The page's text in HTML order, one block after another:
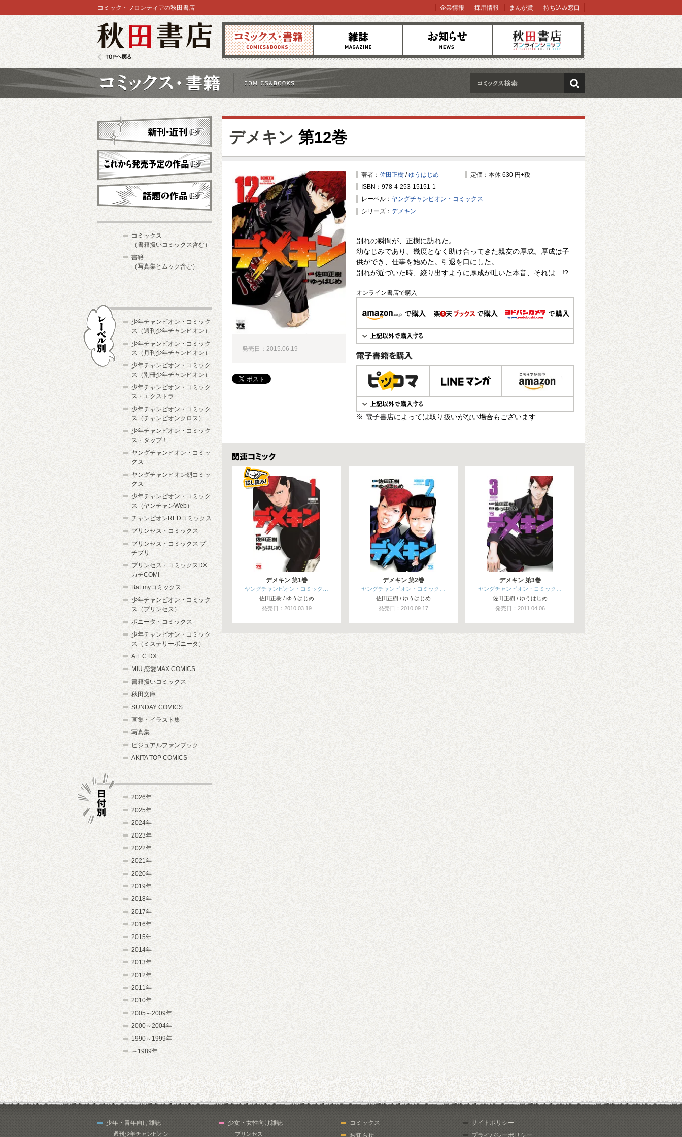
コミックス 雑誌 お知らせ オンラインショップ
コミック・フロンティアの秋田書店 企業情報 採用情報 まんが賞 持ち込み窓口
検索
デメキン 第12巻
著者： 佐田正樹 /ゆうはじめ
定価：本体 630 円+税
ISBN：978-4-253-15151-1
レーベル： ヤングチャンピオン・コミックス
シリーズ： デメキン
別れの瞬間が、正樹に訪れた。
幼なじみであり、幾度となく助け合ってきた親友の厚成。厚成は子
供ができ、仕事を始めた。引退を口にした。
別れが近づいた時、絞り出すように厚成が吐いた本音、それは…!?
オンライン書店で購入
電子書籍で購入
※ 電子書店によっては取り扱いがない場合もございます
発売日：2015.06.19
関連コミックス
デメキン 第1巻
ヤングチャンピオン・コミック…
佐田正樹 / ゆうはじめ
発売日：2010.03.19
デメキン 第2巻
ヤングチャンピオン・コミック…
佐田正樹 / ゆうはじめ
発売日：2010.09.17
デメキン 第3巻
ヤングチャンピオン・コミック…
佐田正樹 / ゆうはじめ
発売日：2011.04.06
新刊・近刊
これから発売予定
コミックス
（書籍扱いコミックス含む）
書籍
（写真集とムック含む）
少年チャンピオン・コミック
ス（週刊少年チャンピオン）
少年チャンピオン・コミック
ス（月刊少年チャンピオン）
少年チャンピオン・コミック
ス（別冊少年チャンピオン）
少年チャンピオン・コミック
ス・エクストラ
少年チャンピオン・コミック
ス（チャンピオンクロス）
少年チャンピオン・コミック
ス・タップ！
ヤングチャンピオン・コミッ
クス
ヤングチャンピオン烈コミッ
クス
少年チャンピオン・コミック
ス（ヤンチャンWeb）
チャンピオンREDコミックス
プリンセス・コミックス
プリンセス・コミックス プ
チプリ
プリンセス・コミックスDX
カチCOMI
BaLmyコミックス
少年チャンピオン・コミック
ス（プリンセス）
ボニータ・コミックス
少年チャンピオン・コミック
ス（ミステリーボニータ）
A.L.C.DX
MIU 恋愛MAX COMICS
書籍扱いコミックス
秋田文庫
SUNDAY COMICS
画集・イラスト集
写真集
ビジュアルファンブック
AKITA TOP COMICS
2026年
2025年
2024年
2023年
2022年
2021年
2020年
2019年
2018年
2017年
2016年
2015年
2014年
2013年
2012年
2011年
2010年
2005～2009年
2000～2004年
1990～1999年
～1989年
少年・青年向け雑誌
週刊少年チャンピオン
少女・女性向け雑誌
プリンセス
コミックス
お知らせ
サイトポリシー
プライバシーポリシー